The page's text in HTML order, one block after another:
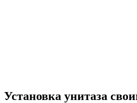
Установка унитаза